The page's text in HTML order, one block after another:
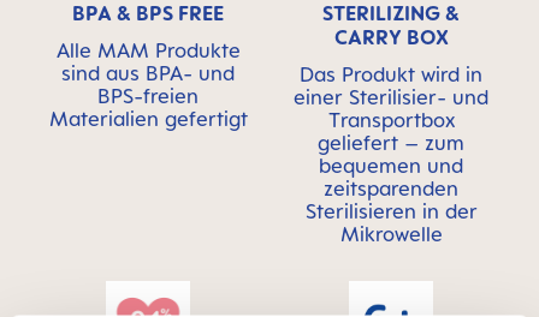
BPA & BPS FREE
Alle MAM Produkte
sind aus BPA- und
BPS-freien
Materialien gefertigt
STERILIZING &
CARRY BOX
Das Produkt wird in
einer Sterilisier- und
Transportbox
geliefert – zum
bequemen und
zeitsparenden
Sterilisieren in der
Mikrowelle